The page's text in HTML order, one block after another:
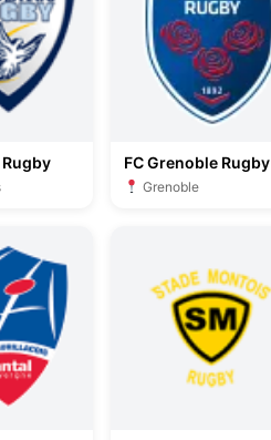
FC Grenoble Rugby
Grenoble